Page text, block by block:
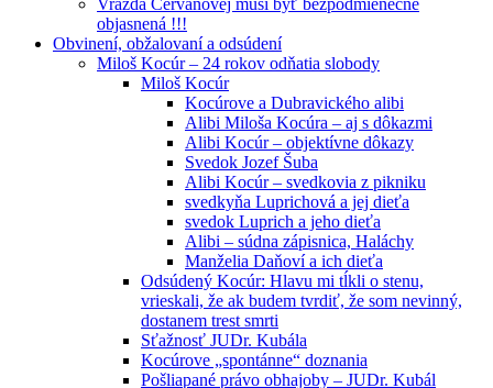
objasnená !!!
Obvinení, obžalovaní a odsúdení
Miloš Kocúr – 24 rokov odňatia slobody
Miloš Kocúr
Kocúrove a Dubravického alibi
Alibi Miloša Kocúra – aj s dôkazmi
Alibi Kocúr – objektívne dôkazy
Svedok Jozef Šuba
Alibi Kocúr – svedkovia z pikniku
svedkyňa Luprichová a jej dieťa
svedok Luprich a jeho dieťa
Alibi – súdna zápisnica, Haláchy
Manželia Daňoví a ich dieťa
Odsúdený Kocúr: Hlavu mi tĺkli o stenu,
vrieskali, že ak budem tvrdiť, že som nevinný,
dostanem trest smrti
Sťažnosť JUDr. Kubála
Kocúrove „spontánne“ doznania
Pošliapané právo obhajoby – JUDr. Kubál